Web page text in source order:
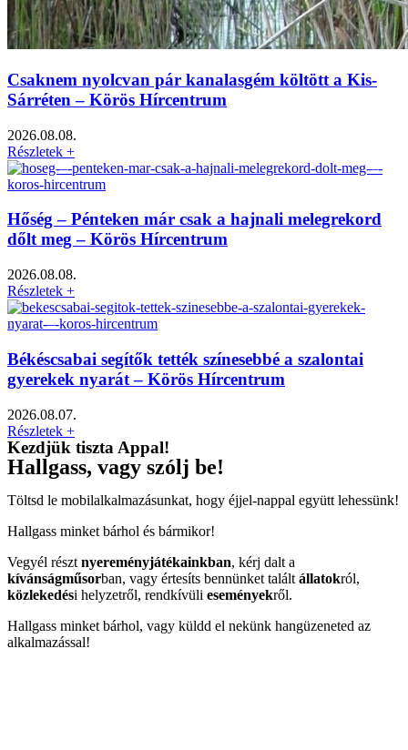
Csaknem nyolcvan pár kanalasgém költött a Kis-
Sárréten – Körös Hírcentrum
2026.08.08.
Részletek +
Hőség – Pénteken már csak a hajnali melegrekord
dőlt meg – Körös Hírcentrum
2026.08.08.
Részletek +
Békéscsabai segítők tették színesebbé a szalontai
gyerekek nyarát – Körös Hírcentrum
2026.08.07.
Részletek +
Kezdjük tiszta Appal!
Hallgass, vagy szólj be!
Töltsd le mobilalkalmazásunkat, hogy éjjel-nappal együtt lehessünk!
Hallgass minket bárhol és bármikor!
Vegyél részt nyereményjátékainkban, kérj dalt a
kívánságműsorban, vagy értesíts bennünket talált állatokról,
közlekedési helyzetről, rendkívüli eseményekről.
Hallgass minket bárhol, vagy küldd el nekünk hangüzeneted az
alkalmazással!